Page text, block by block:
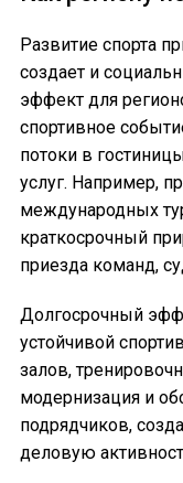
Развитие спорта
создает и
эффект для
спортивное
потоки в
услуг. Например,
международных
краткосрочный
приезда команд,
Долгосрочный
устойчивой
залов,
модернизация и
подрядчиков,
деловую